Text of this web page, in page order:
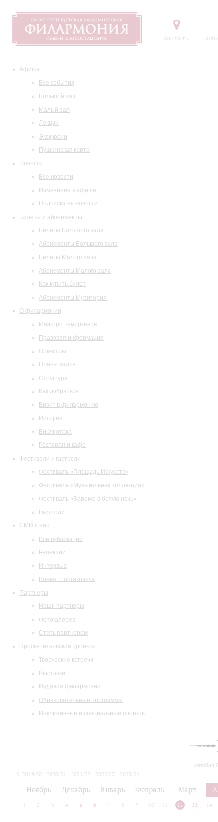
Контакты
Афиша
Все события
Большой зал
Малый зал
Лекции
Экскурсии
Пушкинская карта
Новости
Все новости
Изменения в афише
Подписка на новости
Билеты и абонементы
Билеты Большого зала
Абонементы Большого зала
Билеты Малого зала
Абонементы Малого зала
Как купить билет
Абонементы Музитория
О филармонии
Маэстро Темирканов
Правовая информация
Оркестры
Планы залов
Структура
Как добраться
Визит в филармонию
История
Библиотека
Ресторан и кафе
Фестивали и гастроли
Фестиваль «Площадь Искусств»
Фестиваль «Музыкальная коллекция»
Фестиваль «Барокко в белую ночь»
Гастроли
СМИ о нас
Все публикации
Рецензии
Интервью
Время Шостаковича
Партнеры
Наши партнеры
Фотогалерея
Стать партнером
Просветительские проекты
Творческие встречи
Выставки
Издания филармонии
Образовательные программы
Инклюзивные и специальные проекты
сегодня
2019/20 2020/21 2021/22 2022/23
2023/24
Ноябрь Декабрь Январь Февраль Март
2 3 4 5 6 7 8 9 10 12 13 14